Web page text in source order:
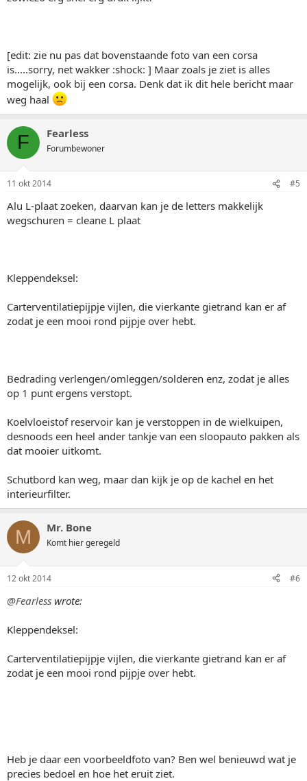
[edit: zie nu pas dat bovenstaande foto van een corsa
is.....sorry, net wakker :shock: ] Maar zoals je ziet is alles
mogelijk, ook bij een corsa. Denk dat ik dit hele bericht maar
weg haal
F Fearless
Forumbewoner
11 okt 2014 #5
Alu L-plaat zoeken, daarvan kan je de letters makkelijk
wegschuren = cleane L plaat
Kleppendeksel:
Carterventilatiepijpje vijlen, die vierkante gietrand kan er af
zodat je een mooi rond pijpje over hebt.
Bedrading verlengen/omleggen/solderen enz, zodat je alles
op 1 punt ergens verstopt.
Koelvloeistof reservoir kan je verstoppen in de wielkuipen,
desnoods een heel ander tankje van een sloopauto pakken als
dat mooier uitkomt.
Schutbord kan weg, maar dan kijk je op de kachel en het
interieurfilter.
M Mr. Bone
Komt hier geregeld
12 okt 2014 #6
@Fearless wrote:
Kleppendeksel:
Carterventilatiepijpje vijlen, die vierkante gietrand kan er af
zodat je een mooi rond pijpje over hebt.
Heb je daar een voorbeeldfoto van? Ben wel benieuwd wat je
precies bedoel en hoe het eruit ziet.